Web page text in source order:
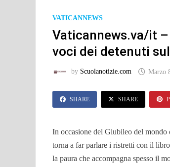
VATICANNEWS
Vaticannews.va/it
voci dei detenuti
by Scuolanotizie.com Marzo
SHARE SHARE
In occasione del Giubileo del
torna a far parlare i ristretti con il
la paura che accompagna spesso il